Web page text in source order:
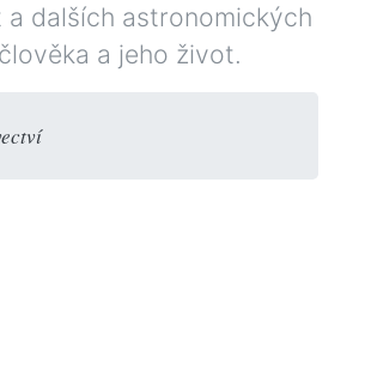
a dalších astronomických
a jeho život.